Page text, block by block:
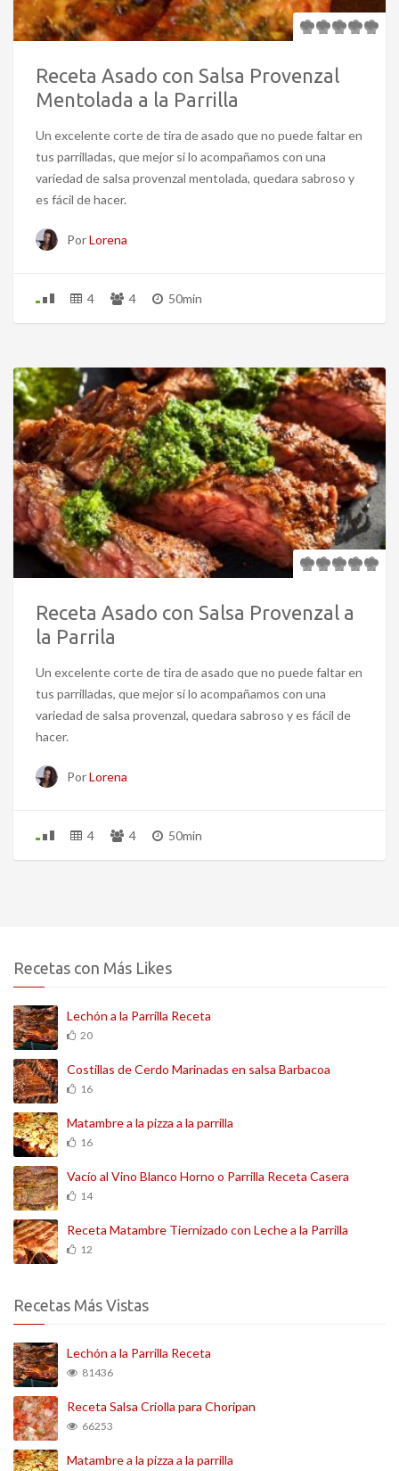
Receta Asado con Salsa Provenzal
Mentolada a la Parrilla
Un excelente corte de tira de asado que no puede faltar en
tus parrilladas, que mejor si lo acompañamos con una
variedad de salsa provenzal mentolada, quedara sabroso y
es fácil de hacer.
PorLorena
4 4 50min
Receta Asado con Salsa Provenzal a
la Parrila
Un excelente corte de tira de asado que no puede faltar en
tus parrilladas, que mejor si lo acompañamos con una
variedad de salsa provenzal, quedara sabroso y es fácil de
hacer.
PorLorena
4 4 50min
Recetas con Más Likes
Lechón a la Parrilla Receta
20
Costillas de Cerdo Marinadas en salsa Barbacoa
16
Matambre a la pizza a la parrilla
16
Vacío al Vino Blanco Horno o Parrilla Receta Casera
14
Receta Matambre Tiernizado con Leche a la Parrilla
12
Recetas Más Vistas
Lechón a la Parrilla Receta
81436
Receta Salsa Criolla para Choripan
66253
Matambre a la pizza a la parrilla